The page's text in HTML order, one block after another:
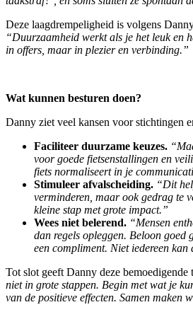
Deze laagdrempeligheid is volgens
“Duurzaamheid werkt als je het leuk en
in offers, maar in plezier en verbinding.”
Wat kunnen besturen doen?
Danny ziet veel kansen voor stichtingen
Faciliteer duurzame keuzes.
voor goede fietsenstallingen en
fiets normaliseert in je
Stimuleer afvalscheiding. “Dit
verminderen, maar ook gedrag te
kleine stap met grote impact.”
Wees niet belerend. “Mensen
dan regels opleggen. Beloon goed
een compliment. Niet iedereen kan
Tot slot geeft Danny deze bemoedigende
niet in grote stappen. Begin met wat je
van de positieve effecten. Samen maken